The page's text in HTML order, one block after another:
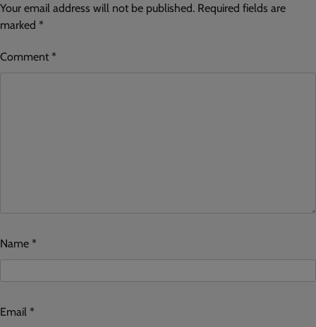
Your email address will not be published. Required fields are
marked *
Comment *
Name *
Email *